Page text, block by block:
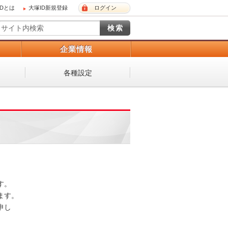
とは 大塚ID新規登録 ログイン
企業情報
各種設定
。
す。
し